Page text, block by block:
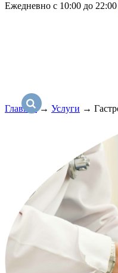
Ежедневно с 10:00 до 22:00
Главная → Услуги →